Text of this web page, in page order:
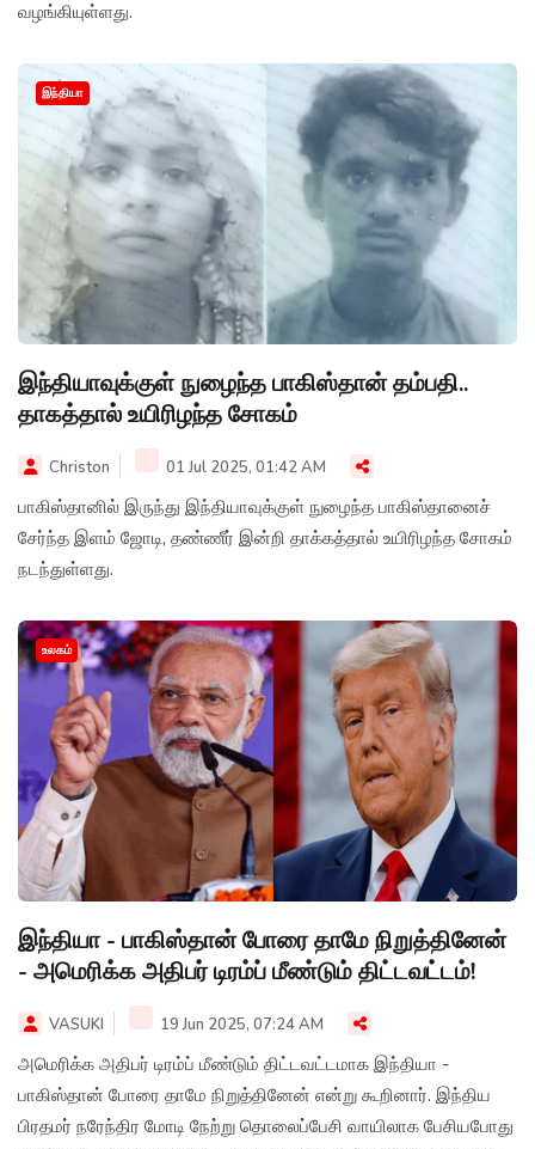
வழங்கியுள்ளது.
இந்தியா
இந்தியாவுக்குள் நுழைந்த பாகிஸ்தான் தம்பதி..
தாகத்தால் உயிரிழந்த சோகம்
Christon 01 Jul 2025, 01:42 AM
பாகிஸ்தானில் இருந்து இந்தியாவுக்குள் நுழைந்த பாகிஸ்தானைச்
சேர்ந்த இளம் ஜோடி, தண்ணீர் இன்றி தாக்கத்தால் உயிரிழந்த சோகம்
நடந்துள்ளது.
உலகம்
இந்தியா - பாகிஸ்தான் போரை தாமே நிறுத்தினேன்
- அமெரிக்க அதிபர் டிரம்ப் மீண்டும் திட்டவட்டம்!
VASUKI 19 Jun 2025, 07:24 AM
அமெரிக்க அதிபர் டிரம்ப் மீண்டும் திட்டவட்டமாக இந்தியா -
பாகிஸ்தான் போரை தாமே நிறுத்தினேன் என்று கூறினார். இந்திய
பிரதமர் நரேந்திர மோடி நேற்று தொலைப்பேசி வாயிலாக பேசியபோது